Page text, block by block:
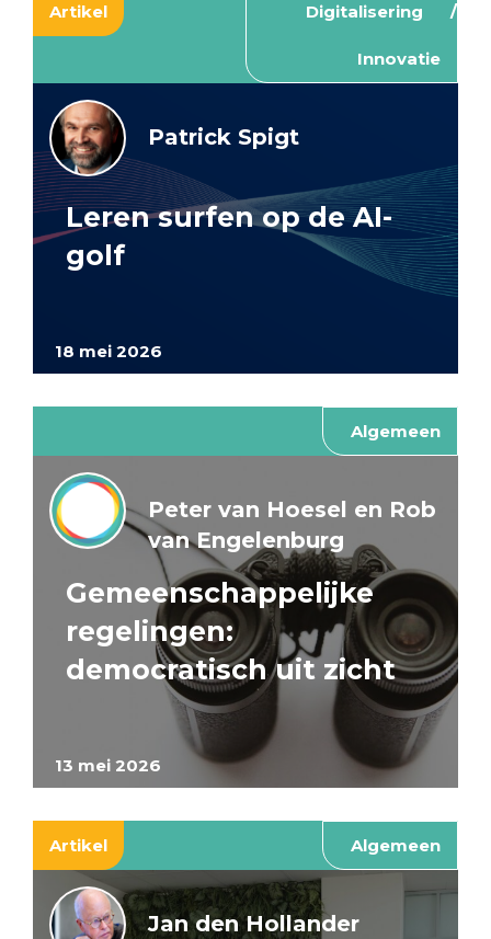
Artikel Digitalisering
Innovatie
18 mei 2026
Patrick Spigt
Leren surfen op de AI-
golf
Algemeen
13 mei 2026
Peter van Hoesel en Rob
van Engelenburg
Gemeenschappelijke
regelingen:
democratisch uit zicht
Artikel Algemeen
Jan den Hollander